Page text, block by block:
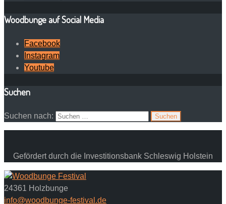
Woodbunge auf Social Media
Facebook
Instagram
Youtube
Suchen
Suchen nach:
Gefördert durch die Investitionsbank Schleswig Holstein
24361 Holzbunge
info@woodbunge-festival.de